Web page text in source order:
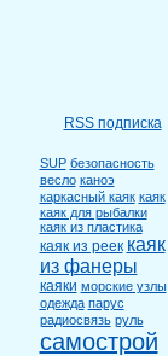
RSS подписка
SUP безопасность
весло каноэ
каркасный каяк каяк
каяк для рыбалки
каяк из пластика
каяк из реек каяк
из фанеры
каяки морские узлы
одежда парус
радиосвязь руль
самострой